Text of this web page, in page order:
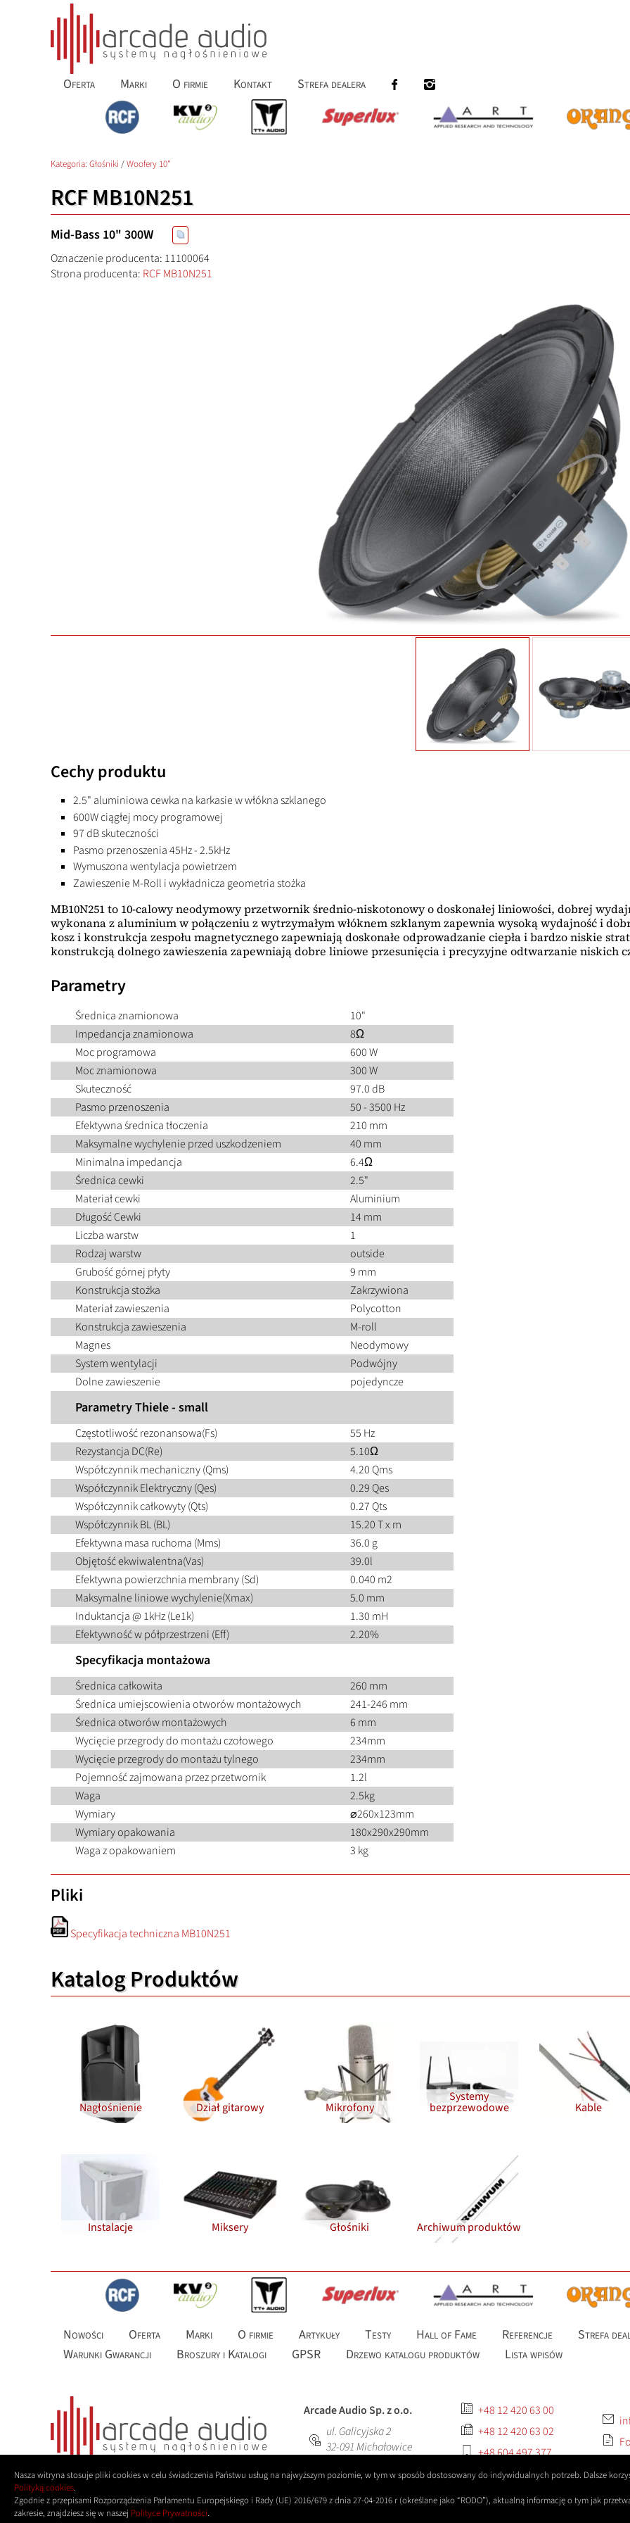
Oferta Marki O firmie Kontakt Strefa dealera
Kategoria: Głośniki /Woofery 10"
RCF MB10N251
Mid-Bass 10" 300W
Oznaczenie producenta: 11100064
Strona producenta: RCF MB10N251
Cechy produktu
2.5" aluminiowa cewka na karkasie w włókna szklanego
600W ciągłej mocy programowej
97 dB skuteczności
Pasmo przenoszenia 45Hz - 2.5kHz
Wymuszona wentylacja powietrzem
Zawieszenie M-Roll i wykładnicza geometria stożka
MB10N251 to 10-calowy neodymowy przetwornik średnio-niskotonowy o doskonałej liniowości, dobrej
wykonana z aluminium w połączeniu z wytrzymałym włóknem szklanym zapewnia wysoką wydajność i
kosz i konstrukcja zespołu magnetycznego zapewniają doskonałe odprowadzanie ciepła i bardzo niskie
konstrukcją dolnego zawieszenia zapewniają dobre liniowe przesunięcia i precyzyjne odtwarzanie niskich
Parametry
Średnica znamionowa
10"
Impedancja znamionowa
8Ω
Moc programowa
600 W
Moc znamionowa
300 W
Skuteczność
97.0 dB
Pasmo przenoszenia
50 - 3500 Hz
Efektywna średnica tłoczenia
210 mm
Maksymalne wychylenie przed uszkodzeniem
40 mm
Minimalna impedancja
6.4Ω
Średnica cewki
2.5"
Materiał cewki
Aluminium
Długość Cewki
14 mm
Liczba warstw
1
Rodzaj warstw
outside
Grubość górnej płyty
9 mm
Konstrukcja stożka
Zakrzywiona
Materiał zawieszenia
Polycotton
Konstrukcja zawieszenia
M-roll
Magnes
Neodymowy
System wentylacji
Podwójny
Dolne zawieszenie
pojedyncze
Parametry Thiele - small
Częstotliwość rezonansowa(Fs)
55 Hz
Rezystancja DC(Re)
5.10Ω
Współczynnik mechaniczny (Qms)
4.20 Qms
Współczynnik Elektryczny (Qes)
0.29 Qes
Współczynnik całkowyty (Qts)
0.27 Qts
Współczynnik BL (BL)
15.20 T x m
Efektywna masa ruchoma (Mms)
36.0 g
Objętość ekwiwalentna(Vas)
39.0l
Efektywna powierzchnia membrany (Sd)
0.040 m2
Maksymalne liniowe wychylenie(Xmax)
5.0 mm
Induktancja @ 1kHz (Le1k)
1.30 mH
Efektywność w półprzestrzeni (Eff)
2.20%
Specyfikacja montażowa
Średnica całkowita
260 mm
Średnica umiejscowienia otworów montażowych
241-246 mm
Średnica otworów montażowych
6 mm
Wycięcie przegrody do montażu czołowego
234mm
Wycięcie przegrody do montażu tylnego
234mm
Pojemność zajmowana przez przetwornik
1.2l
Waga
2.5kg
Wymiary
⌀260x123mm
Wymiary opakowania
180x290x290mm
Waga z opakowaniem
3 kg
Pliki
Specyfikacja techniczna MB10N251
Katalog Produktów
Nagłośnienie Dział gitarowy Mikrofony
Systemy
bezprzewodowe Kable
Instalacje Miksery Głośniki Archiwum produktów
Nowości Oferta Marki O firmie Artykuły Testy Hall of Fame Referencje Strefa
Warunki Gwarancji
Broszury i Katalogi GPSR Drzewo katalogu produktów Lista wpisów
Arcade Audio Sp. z o.o.
ul. Galicyjska 2
32-091Michałowice
+48 12 420 63 00
+48 12 420 63 02
+48 604 497 377
Nasza witryna stosuje pliki cookies w celu świadczenia Państwu usług na najwyższym poziomie, w tym w sposób dostosowany do indywidualnych potrzeb. Dalsze
Polityką cookies.
Zgodnie z przepisami Rozporządzenia Parlamentu Europejskiego i Rady (UE) 2016/679 z dnia 27-04-2016 r (określane jako “RODO”), aktualną informację o tym jak
zakresie, znajdziesz się w naszej Polityce Prywatności.